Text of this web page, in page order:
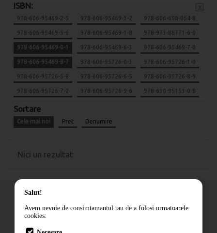
ISBN:
978-606-95469-2-5 978-606-95469-3-2 978-606-698-054-8
978-606-95469-5-6 978-606-95469-1-8 978-973-88771-6-0
978-606-95469-0-1 978-606-95469-6-3 978-606-95469-7-0
978-606-95469-8-7 978-606-95726-0-3 978-606-95726-1-0
978-606-95726-5-8 978-606-95726-6-5 978-606-95726-8-9
978-606-95726-7-2 978-606-95726-9-6 978-630-95153-0-8
Sortare
Cele mai noi Pret Denumire
Nici un rezultat
Cum comand
Salut!
Avem nevoie de consimtamantul tau de a folosi urmatoarele
cookies: